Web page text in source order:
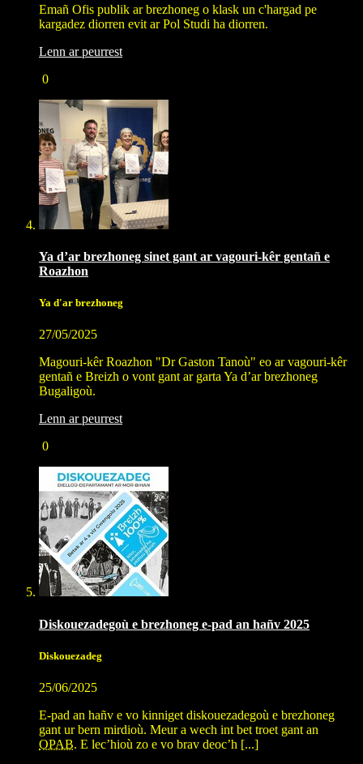
Emañ Ofis publik ar brezhoneg o klask un c'hargad pe
kargadez diorren evit ar Pol Studi ha diorren.
Lenn ar peurrest
0
Ya d’ar brezhoneg sinet gant ar vagouri-kêr gentañ e
Roazhon
Ya d'ar brezhoneg
27/05/2025
Magouri-kêr Roazhon "Dr Gaston Tanoù" eo ar vagouri-kêr
gentañ e Breizh o vont gant ar garta Ya d’ar brezhoneg
Bugaligoù.
Lenn ar peurrest
0
Diskouezadegoù e brezhoneg e-pad an hañv 2025
Diskouezadeg
25/06/2025
E-pad an hañv e vo kinniget diskouezadegoù e brezhoneg
gant ur bern mirdioù. Meur a wech int bet troet gant an
OPAB. E lec’hioù zo e vo brav deoc’h [...]